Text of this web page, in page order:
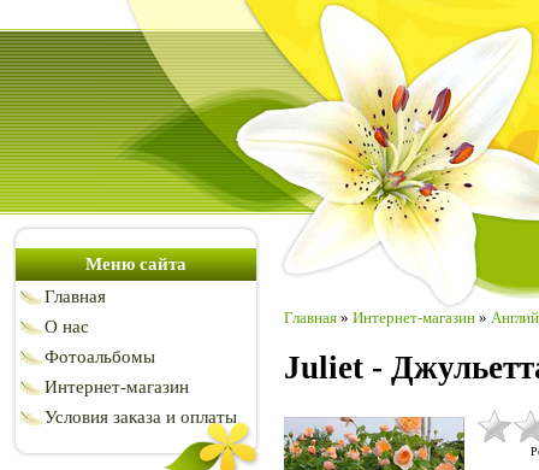
Меню сайта
Главная
О нас
Фотоальбомы
Интернет-магазин
Условия заказа и оплаты
Главная » Интернет-магазин »
Juliet -